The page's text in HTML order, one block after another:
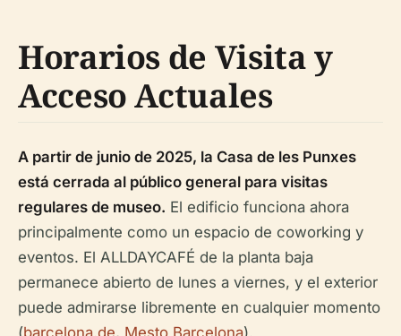
Horarios de Visita y
Acceso Actuales
A partir de junio de 2025, la Casa de les Punxes
está cerrada al público general para visitas
regulares de museo. El edificio funciona ahora
principalmente como un espacio de coworking y
eventos. El ALLDAYCAFÉ de la planta baja
permanece abierto de lunes a viernes, y el exterior
puede admirarse libremente en cualquier momento